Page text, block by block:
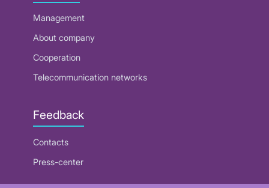
Management
About company
Cooperation
Telecommunication networks
Feedback
Contacts
Press-center